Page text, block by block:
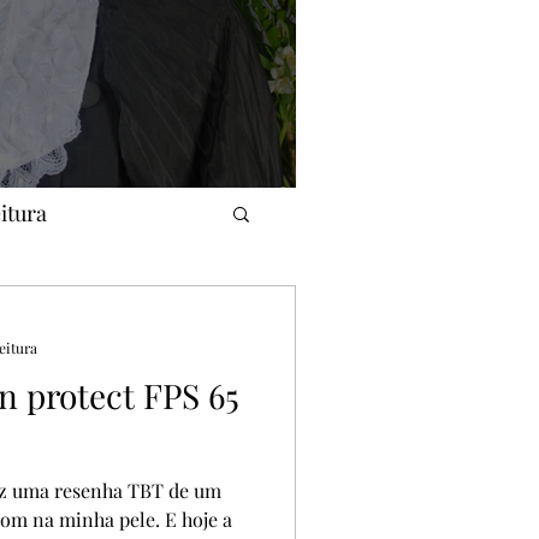
Curso
protect FPS 65
uma resenha TBT de um
na minha pele. E hoje a
e Formações que fiz